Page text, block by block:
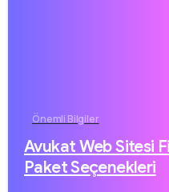
Önemli Bilgiler
Avukat Web Sitesi
Paket Seçenekleri